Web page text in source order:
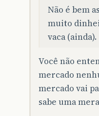
Não é bem
muito
vaca (ainda).
Você não
mercado
mercado vai
sabe uma